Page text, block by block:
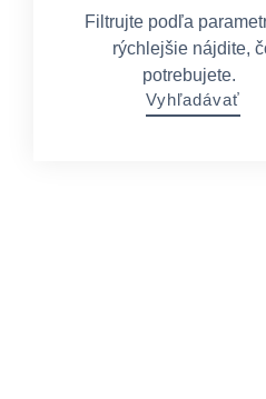
Filtrujte podľa
rýchlejšie nájdite,
potrebujete.
Vyhľadávať